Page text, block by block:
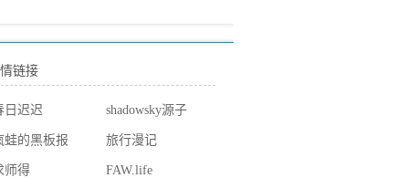
链接
日迟迟 shadowsky源子
蛙的黑板报 旅行漫记
师得 FAW.life